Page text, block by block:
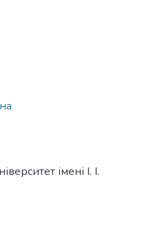
імені І. І.